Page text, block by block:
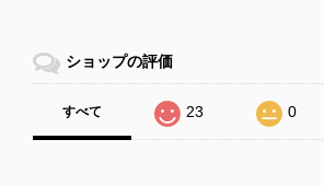
ショップの評価
すべて 23 0